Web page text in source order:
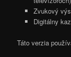
Zvukový
Digitálny
Táto verzia